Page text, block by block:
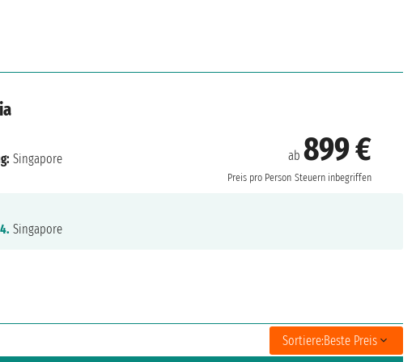
ab899 €
Preis pro Person Steuern inbegriffen
Singapore
4. Singapore
Sortiere:Beste Preis